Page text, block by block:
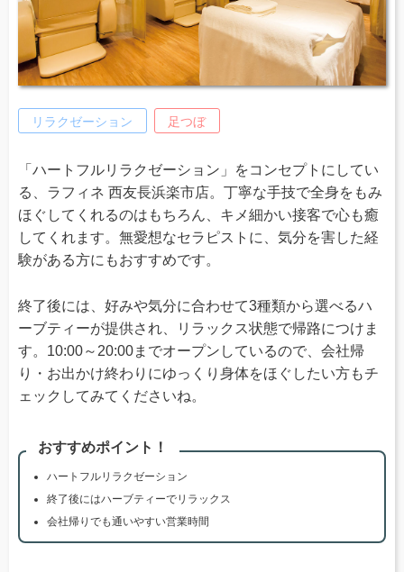
リラクゼーション 足つぼ
「ハートフルリラクゼーション」をコンセプトにしてい
る、ラフィネ 西友長浜楽市店。丁寧な手技で全身をもみ
ほぐしてくれるのはもちろん、キメ細かい接客で心も癒
してくれます。無愛想なセラピストに、気分を害した経
験がある方にもおすすめです。
終了後には、好みや気分に合わせて3種類から選べるハ
ーブティーが提供され、リラックス状態で帰路につけま
す。10:00～20:00までオープンしているので、会社帰
り・お出かけ終わりにゆっくり身体をほぐしたい方もチ
ェックしてみてくださいね。
おすすめポイント！
ハートフルリラクゼーション
終了後にはハーブティーでリラックス
会社帰りでも通いやすい営業時間